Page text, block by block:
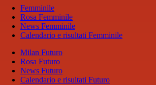
Femminile
Rosa Femminile
News Femminile
Calendario e risultati Femminile
Milan Futuro
Rosa Futuro
News Futuro
Calendario e risultati Futuro